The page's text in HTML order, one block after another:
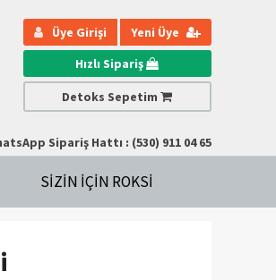
Sipariş Hattı : (530) 911 04 65
Üye Girişi
Yeni Üye
Hızlı Sipariş
Detoks Sepetim
SIZIN IÇIN ROKSI